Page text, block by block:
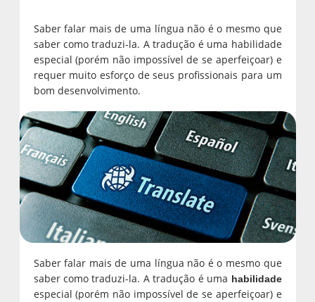
Saber falar mais de uma língua não é o mesmo que
saber como traduzi-la. A tradução é uma habilidade
especial (porém não impossível de se aperfeiçoar) e
requer muito esforço de seus profissionais para um
bom desenvolvimento.
Saber falar mais de uma língua não é o mesmo que
saber como traduzi-la. A tradução é uma habilidade
especial (porém não impossível de se aperfeiçoar) e